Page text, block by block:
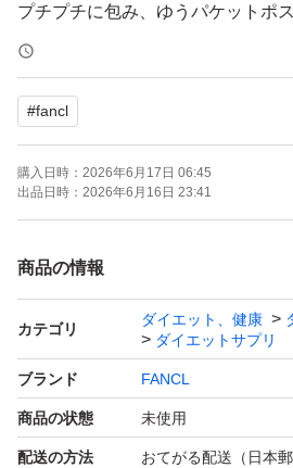
プチプチに包み、ゆうパケットポ
す。
お値下げはご遠慮くださいませ。
#fancl
購入日時： 2026年6月17日 06:45
出品日時： 2026年6月16日 23:41
商品の情報
カテゴリ
ダイエット、健康
ダイエットサプリ
ブランド FANCL
商品の状態 未使用
配送の方法 おてがる配送（日本郵